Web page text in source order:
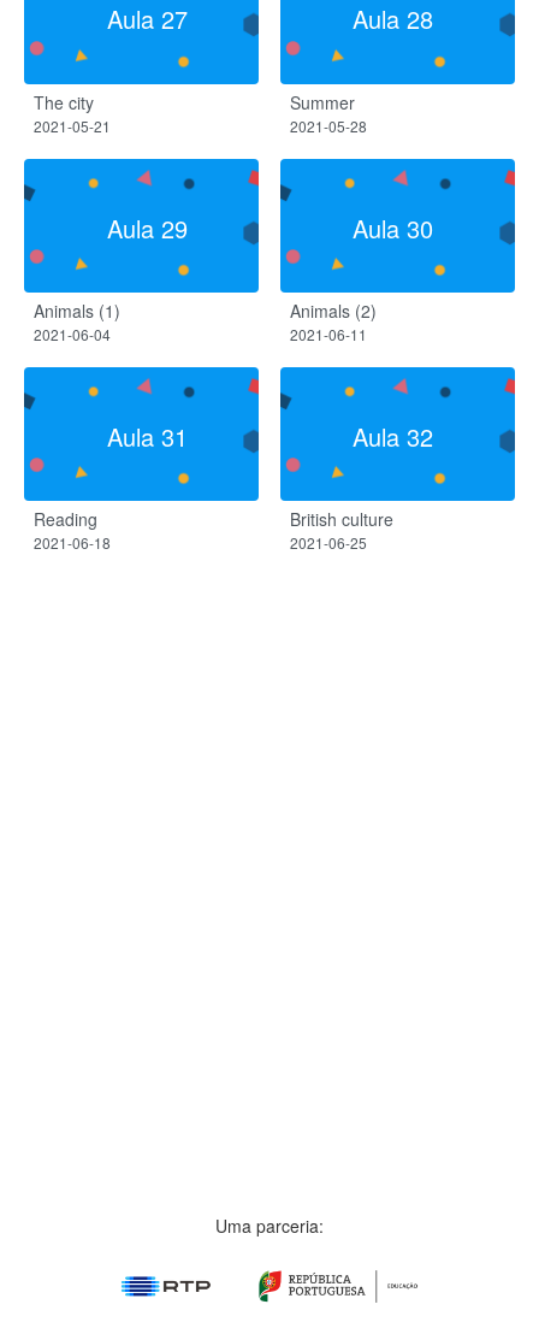
Aula 27
The city
2021-05-21
Aula 28
Summer
2021-05-28
Aula 29
Animals (1)
2021-06-04
Aula 30
Animals (2)
2021-06-11
Aula 31
Reading
2021-06-18
Aula 32
British culture
2021-06-25
Uma parceria: